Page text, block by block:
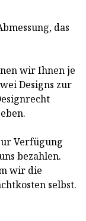
das
wir Ihnen je
Designs zur
Verfügung
bezahlen.
wir die
selbst.